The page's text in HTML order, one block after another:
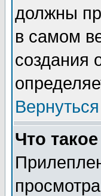
должны
в самом
создания
Что